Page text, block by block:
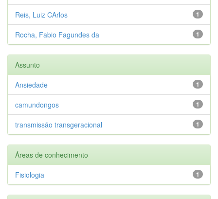
1
Reis, Luiz CArlos
1
Rocha, Fabio Fagundes da
Assunto
1
Ansiedade
1
camundongos
1
transmissão transgeracional
Áreas de conhecimento
1
Fisiologia